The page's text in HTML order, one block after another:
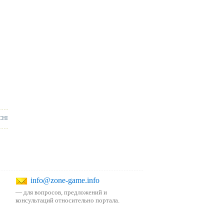
info@zone-game.info
— для вопросов, предложений и
консультаций относительно портала.